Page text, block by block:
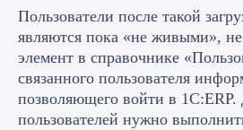
Пользователи после такой
являются пока «не живыми»,
элемент в справочнике
связанного пользователя
позволяющего войти в 1С:ERP.
пользователей нужно